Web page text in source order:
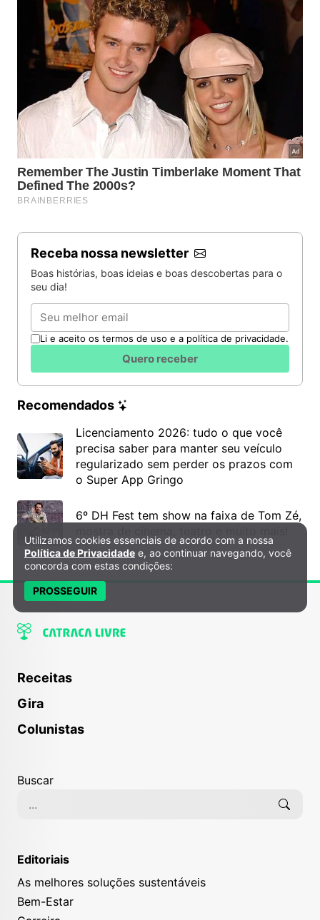
Receba nossa newsletter
Boas histórias, boas ideias e boas descobertas para o
seu dia!
Email
Li e aceito os termos de uso e a política de privacidade.
Quero receber
Recomendados
Licenciamento 2026: tudo o que você
precisa saber para manter seu veículo
regularizado sem perder os prazos com
o Super App Gringo
6º DH Fest tem show na faixa de Tom Zé,
Receitas
Gira
Colunistas
Buscar
Editoriais
As melhores soluções sustentáveis
Bem-Estar
Política de Privacidade e Cookies
Utilizamos cookies essenciais de acordo com a nossa
Política de Privacidade e, ao continuar navegando, você
concorda com estas condições:
PROSSEGUIR